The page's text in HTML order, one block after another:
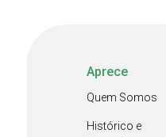
Aprece
Quem Somos
Histórico e